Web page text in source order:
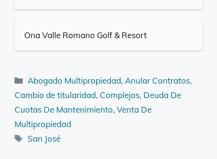
Ona Valle Romano Golf & Resort
Categorías
Abogado Multipropiedad, Anular Contratos,
Cambio de titularidad, Complejos, Deuda De
Cuotas De Mantenimiento, Venta De
Multipropiedad
Etiquetas
San José